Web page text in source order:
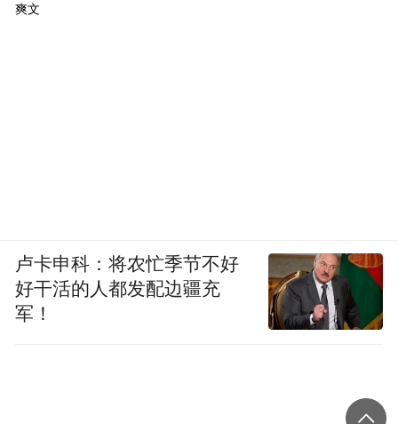
爽文
卢卡申科：将农忙季节不好
好干活的人都发配边疆充
军！